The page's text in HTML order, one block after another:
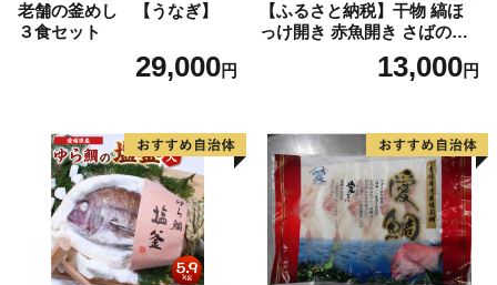
老舗の釜めし 【うなぎ】
３食セット
29,000円
【ふるさと納税】干物 縞ほ
っけ開き 赤魚開き さばの開
き 魚醤干し 3種 セット 詰め
合わせ 魚 おかず 肉厚 おいし
取り寄せグルメ 魚醤 ナンプ
ラー 愛知県 小牧市 冷凍 送料
無料
13,000円